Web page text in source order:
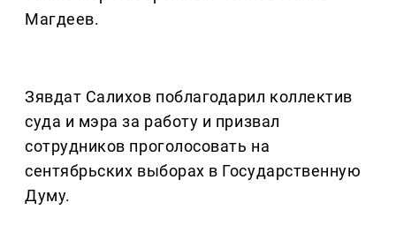
Магдеев.
Зявдат Салихов поблагодарил коллектив
суда и мэра за работу и призвал
сотрудников проголосовать на
сентябрьских выборах в Государственную
Думу.